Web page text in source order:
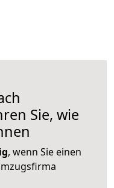
Sie, wie
, wenn Sie einen